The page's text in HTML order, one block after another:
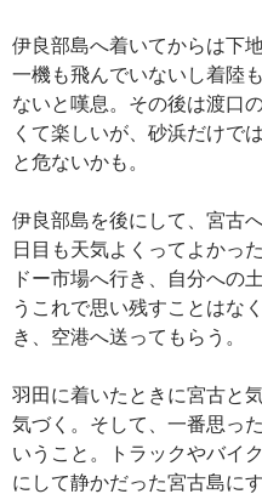
伊良部島へ着いてからは下
一機も飛んでいないし着陸
ないと嘆息。その後は渡口
くて楽しいが、砂浜だけで
と危ないかも。
伊良部島を後にして、宮古
日目も天気よくってよかっ
ドー市場へ行き、自分への
うこれで思い残すことはな
き、空港へ送ってもらう。
羽田に着いたときに宮古と
気づく。そして、一番思っ
いうこと。トラックやバイ
にして静かだった宮古島に